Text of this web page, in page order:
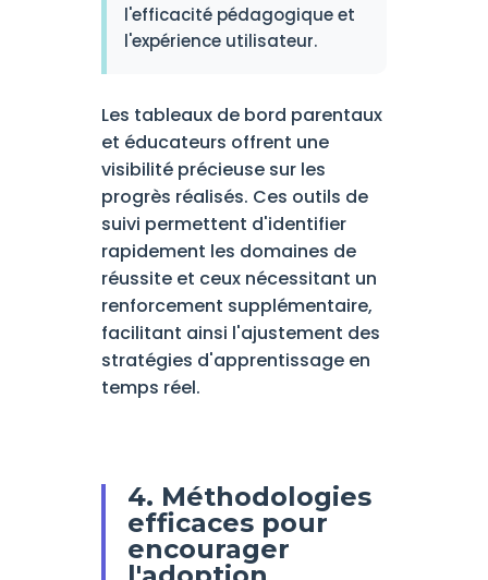
l'efficacité pédagogique et
l'expérience utilisateur.
Les tableaux de bord parentaux
et éducateurs offrent une
visibilité précieuse sur les
progrès réalisés. Ces outils de
suivi permettent d'identifier
rapidement les domaines de
réussite et ceux nécessitant un
renforcement supplémentaire,
facilitant ainsi l'ajustement des
stratégies d'apprentissage en
temps réel.
4. Méthodologies
efficaces pour
encourager